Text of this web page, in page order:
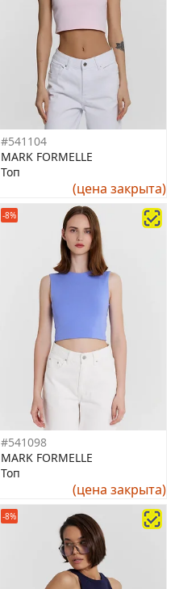
#541104
MARK FORMELLE
Топ
(цена закрыта)
-8%
#541098
MARK FORMELLE
Топ
(цена закрыта)
-8%